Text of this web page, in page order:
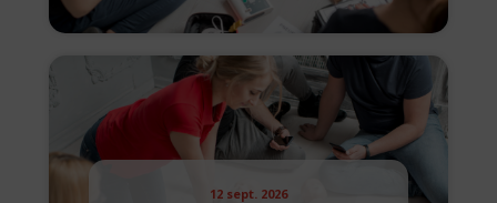
12 sept. 2026